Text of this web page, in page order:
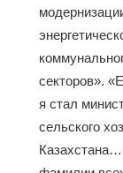
секторов».
я стал
сельского